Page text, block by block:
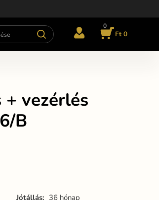
0
Ft 0
vezérlés
B
Jótállás: 36 hónap